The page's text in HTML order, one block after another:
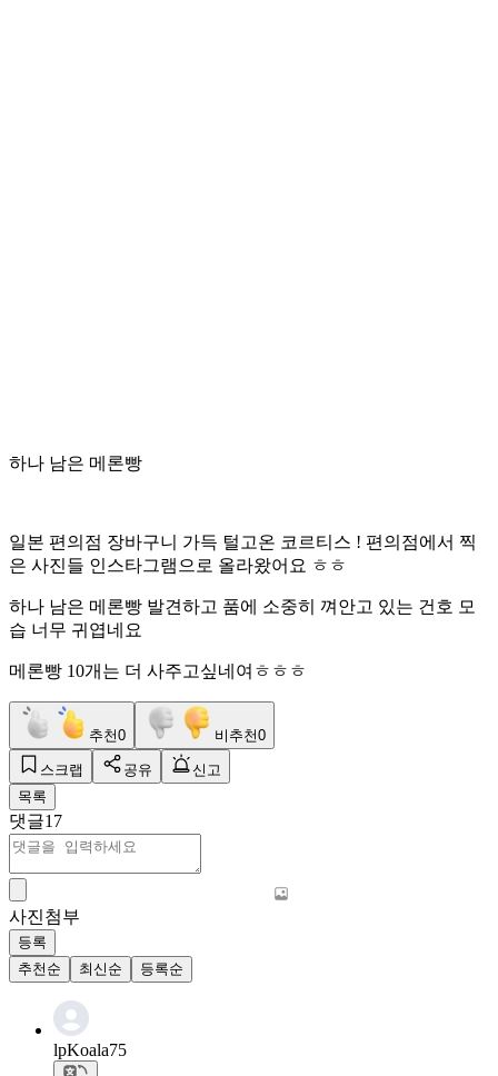
하나 남은 메론빵
일본 편의점 장바구니 가득 털고온 코르티스 ! 편의점에서 찍
은 사진들 인스타그램으로 올라왔어요 ㅎㅎ
하나 남은 메론빵 발견하고 품에 소중히 껴안고 있는 건호 모
습 너무 귀엽네요
메론빵 10개는 더 사주고싶네여ㅎㅎㅎ
추천0 비추천0
스크랩 공유
신고
목록
댓글17
사진첨부
등록
추천순
최신순 등록순
lpKoala75